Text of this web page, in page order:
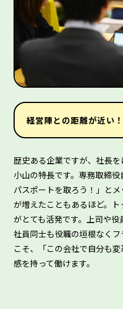
経営陣との距離が近い
歴史ある企業ですが、社長
小山の特長です。専務取締
パスポートを取ろう！」と
が増えたこともあるほど。
がとても活発です。上司や役
社員同士も役職の垣根なく
こそ、「この会社で自分も
感を持って働けます。